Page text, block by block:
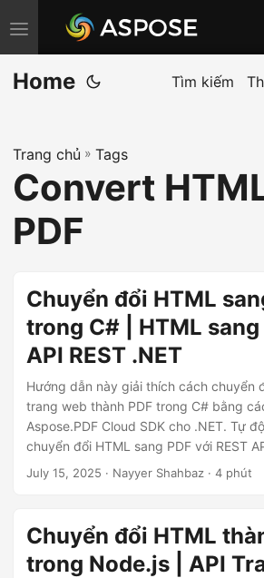
C
h
u
n
đ
i
h
ư
ớ
Home Tìm kiếm
Trang chủ » Tags
Convert
PDF
Chuyển đổi HTML
trong C# | HTML sang
API REST .NET
Hướng dẫn này giải thích cách chuyển
trang web thành PDF trong C# bằng
Aspose.PDF Cloud SDK cho .NET. Tự
chuyển đổi HTML sang PDF với REST
dụng .NET.
July 15, 2025 · Nayyer Shahbaz · 4 phút
Chuyển đổi HTML
trong Node.js | API